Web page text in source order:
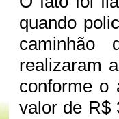
quando
caminhão
realizaram
conforme o
valor de R$